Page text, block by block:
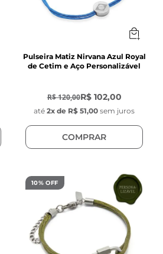
Pulseira Matiz Nirvana Azul Royal
de Cetim e Aço Personalizável
R$ 120,00R$ 102,00
até 2x de R$ 51,00 sem juros
COMPRAR
10% OFF